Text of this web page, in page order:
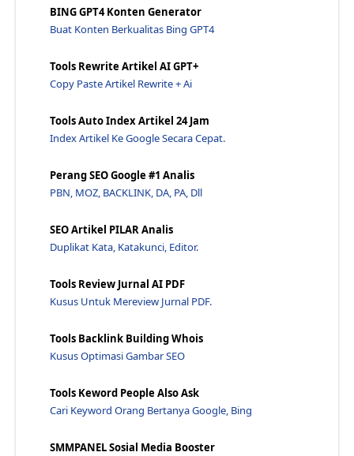
Pentingnya Domain Premium Untuk Landing Page
Apakah Landing Page Butuh Domain Premium?
Landing Page Yang Efektif Untuk Meningkatkan Penju...
Contoh Landing Page Penjualan Yang Tinggi Konversi
Splog Dan Dampak Buruknya Terhadap Bisnis Online Anda
Mengapa Splog Merugikan Dan Bagaimana Menghindarinya
Konten Dari Blog Jenis Splog Adalah Berupa?
Squarespace untuk Membuat Blog Profesional: Tips d...
Platform Blogging: Jenis-Jenis Blog Berdasarkan Pl...
Mengapa Moblog Semakin Populer? Exploring The Rise
Mengoptimalkan Moblog Anda: Tips SEO Dan Pemasaran
Moblog Merupakan Salah Satu Jenis Blog Berdasarkan?
Jenis Blog Yang Dibedakan Menurut Platformnya Adalah?
BING GPT4 Konten Generator
Buat Konten Berkualitas Bing GPT4
Tools Rewrite Artikel AI GPT+
Copy Paste Artikel Rewrite + Ai
Tools Auto Index Artikel 24 Jam
Index Artikel Ke Google Secara Cepat.
Perang SEO Google #1 Analis
PBN, MOZ, BACKLINK, DA, PA, Dll
SEO Artikel PILAR Analis
Duplikat Kata, Katakunci, Editor.
Tools Review Jurnal AI PDF
Kusus Untuk Mereview Jurnal PDF.
Tools Backlink Building Whois
Kusus Optimasi Gambar SEO
Tools Keword People Also Ask
Cari Keyword Orang Bertanya Google, Bing
SMMPANEL Sosial Media Booster